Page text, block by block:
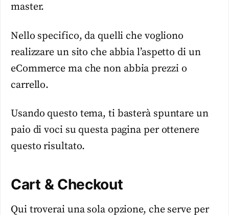
master.
Nello specifico, da quelli che vogliono
realizzare un sito che abbia l’aspetto di un
eCommerce ma che non abbia prezzi o
carrello.
Usando questo tema, ti basterà spuntare un
paio di voci su questa pagina per ottenere
questo risultato.
Cart & Checkout
Qui troverai una sola opzione, che serve per